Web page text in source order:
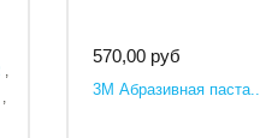
570,00 руб
3M Абразивная